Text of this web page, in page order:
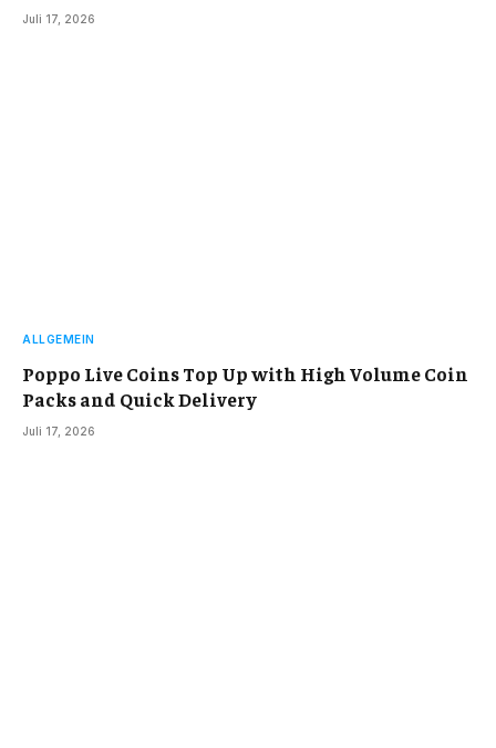
Juli 17, 2026
ALLGEMEIN
Poppo Live Coins Top Up with High Volume Coin
Packs and Quick Delivery
Juli 17, 2026